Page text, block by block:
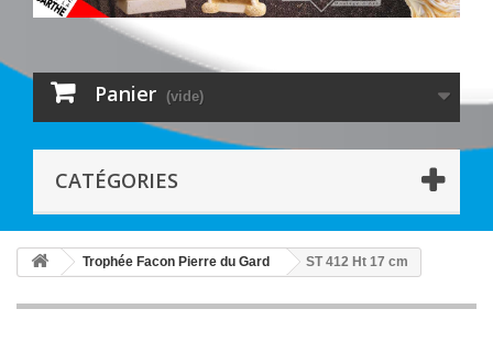
Panier (vide)
CATÉGORIES
Trophée Facon Pierre du Gard ST 412 Ht 17 cm